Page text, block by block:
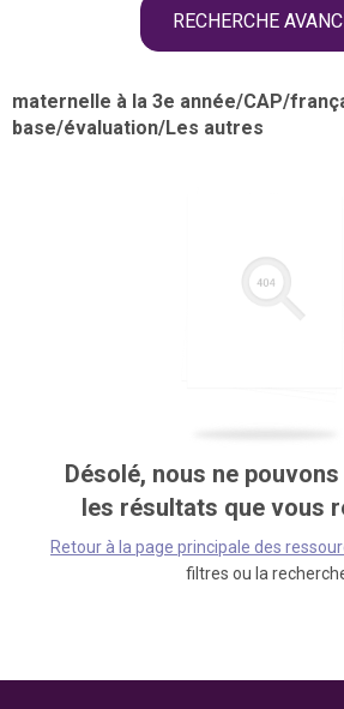
RECHERCHE
maternelle à la 3e année/CAP/
base/évaluation/Les autres
Désolé, nous ne
les résultats que vous
Retour à la page principale des
filtres ou la